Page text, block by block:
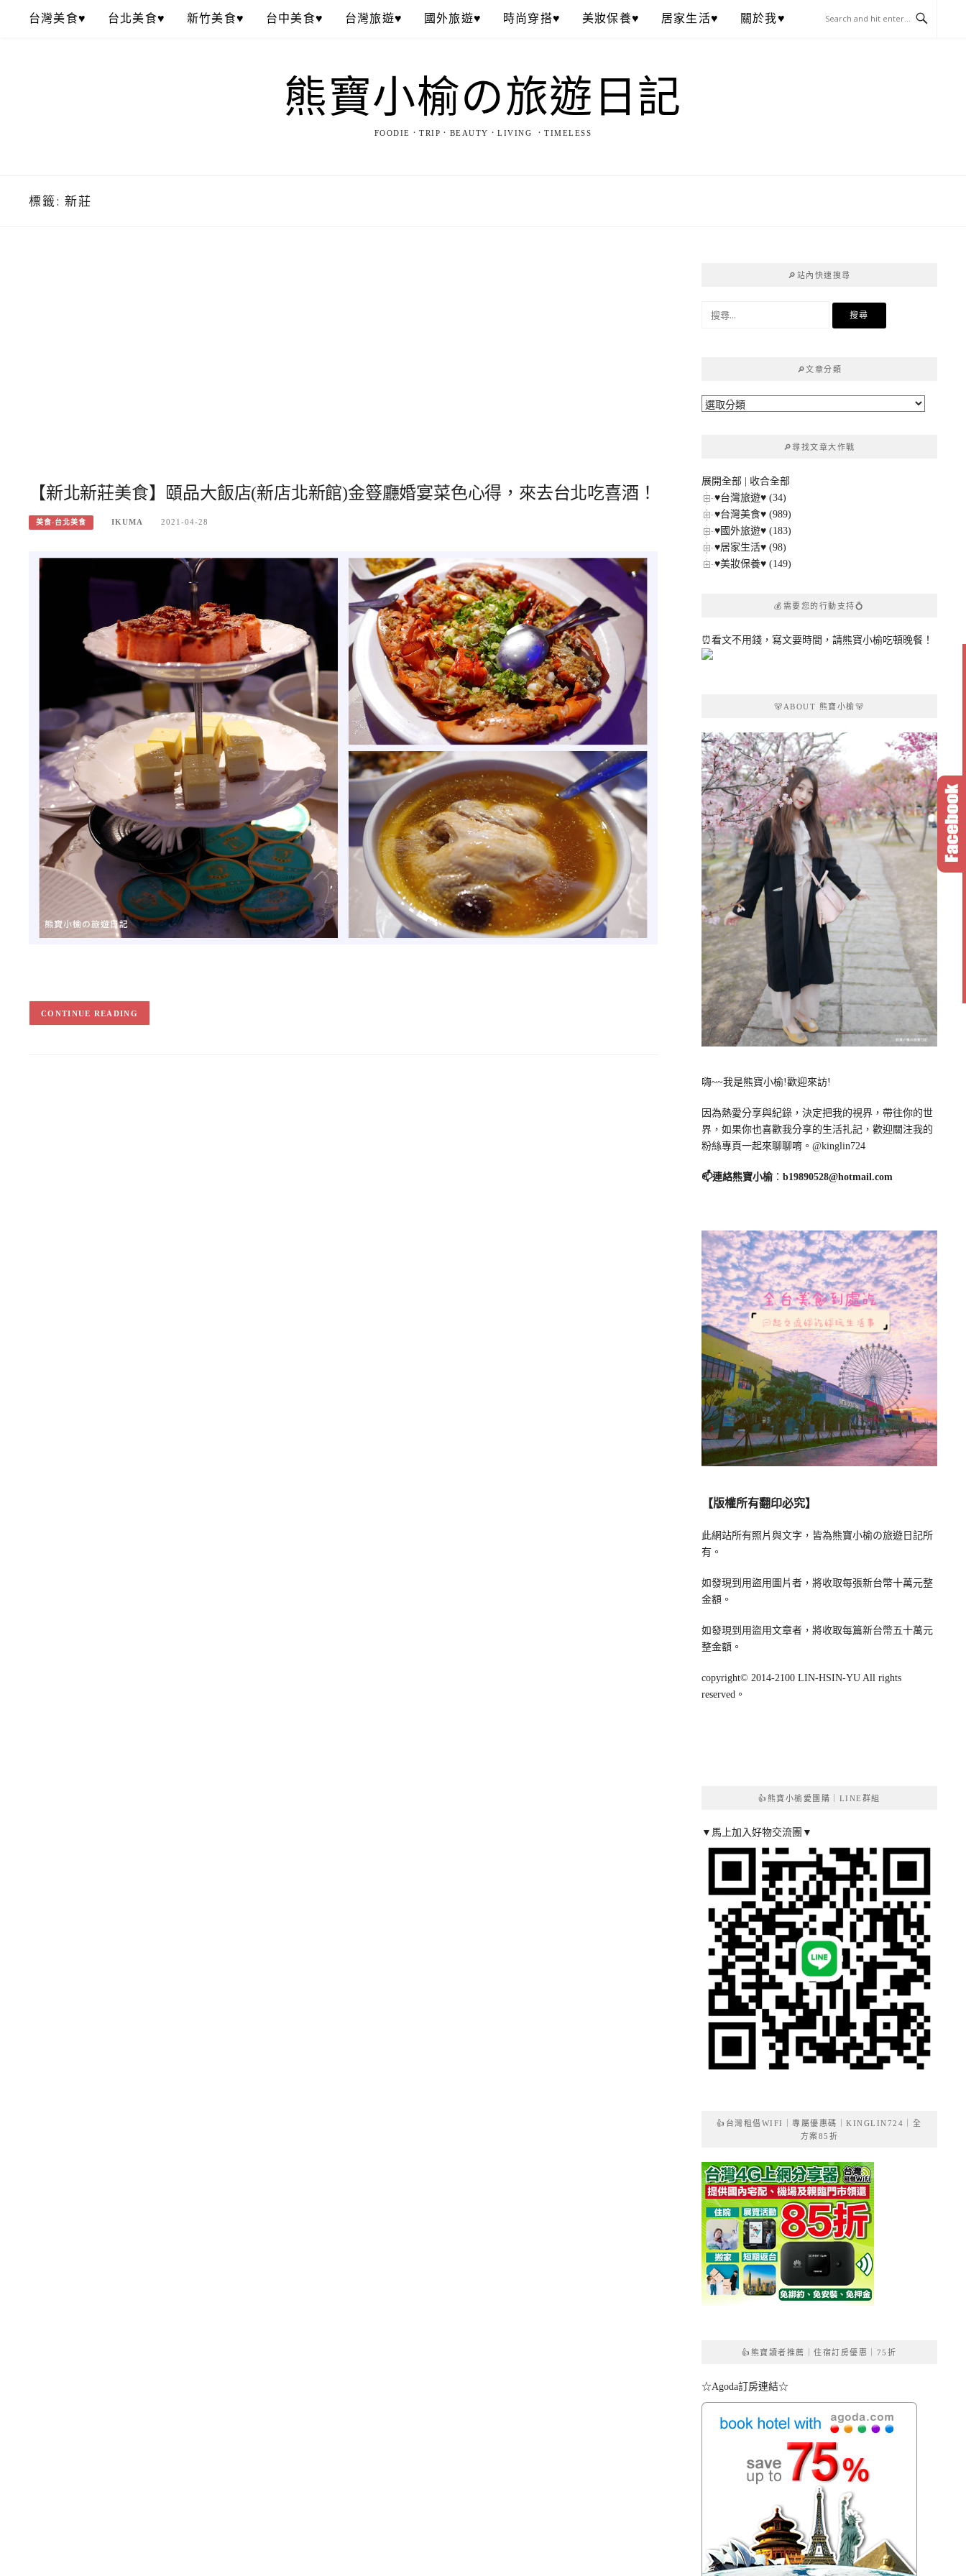
台灣美食♥ 台北美食♥ 新竹美食♥ 台中美食♥ 台灣旅遊♥ 國外旅遊♥ 時尚穿搭♥ 美妝保養♥ 居家生活♥ 關於我♥
熊寶小榆の旅遊日記
FOODIE．TRIP．BEAUTY．LIVING ．TIMELESS
標籤: 新莊
【新北新莊美食】頤品大飯店(新店北新館)金簦廳婚宴菜色心得，來去台北吃喜酒！
美食-台北美食 IKUMA 2021-04-28
CONTINUE READING
🔎站內快速搜尋
🔎文章分類
🔎
🔎尋找文章大作戰
展開全部
收合全部
♥台灣旅遊♥ (34)
♥台灣美食♥ (989)
♥國外旅遊♥ (183)
♥居家生活♥ (98)
♥美妝保養♥ (149)
💰需要您的行動支持💍
⏰看文不用錢，寫文要時間，請熊寶小榆吃頓晚餐！
🐻ABOUT 熊寶小榆🐻
嗨~~我是熊寶小榆!歡迎來訪!
因為熱愛分享與紀錄，決定把我的視界，帶往你的世
界，如果你也喜歡我分享的生活扎記，歡迎關注我的
粉絲專頁一起來聊聊唷。@kinglin724
📫連絡熊寶小榆： b19890528@hotmail.com
【版權所有翻印必究】
此網站所有照片與文字，皆為熊寶小榆の旅遊日記所
有。
如發現到用盜用圖片者，將收取每張新台幣十萬元整
金額。
如發現到用盜用文章者，將收取每篇新台幣五十萬元
整金額。
copyright© 2014-2100 LIN-HSIN-YU All rights
reserved。
👍熊寶小榆愛團購｜LINE群組
▼馬上加入好物交流團▼
👍台灣租借WIFI｜專屬優惠碼｜KINGLIN724｜全
方案85折
👍熊寶讀者推薦｜住宿訂房優惠｜75折
☆Agoda訂房連結☆